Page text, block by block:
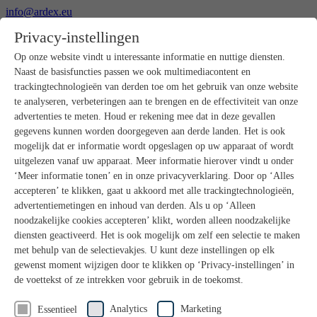
info@ardex.eu
Nederlands
Producten
Productoverzicht
Ruwbouw
Dekvloeren
Voorbereiding ondergrond
Vloeregalisaties
Afdichtingen
Tegellijmen
Voegmortels
Voegen / Siliconen
Montagelijmen
Natuursteenprogramma
Vloerbedekkings- en parketlijmen
Wandegalesaties
Accessoires
PANDOMO®
Badkamerrenovatie met wedi
Privacy-instellingen
Op onze website vindt u interessante informatie en nuttige diensten.
Naast de basisfuncties passen we ook multimediacontent en
trackingtechnologieën van derden toe om het gebruik van onze website
te analyseren, verbeteringen aan te brengen en de effectiviteit van onze
advertenties te meten. Houd er rekening mee dat in deze gevallen
gegevens kunnen worden doorgegeven aan derde landen. Het is ook
mogelijk dat er informatie wordt opgeslagen op uw apparaat of wordt
uitgelezen vanaf uw apparaat. Meer informatie hierover vindt u onder
‘Meer informatie tonen’ en in onze privacyverklaring. Door op ‘Alles
accepteren’ te klikken, gaat u akkoord met alle trackingtechnologieën,
advertentiemetingen en inhoud van derden. Als u op ‘Alleen
noodzakelijke cookies accepteren’ klikt, worden alleen noodzakelijke
diensten geactiveerd. Het is ook mogelijk om zelf een selectie te maken
met behulp van de selectievakjes. U kunt deze instellingen op elk
gewenst moment wijzigen door te klikken op ‘Privacy-instellingen’ in
de voettekst of ze intrekken voor gebruik in de toekomst.
Essentieel Analytics Marketing